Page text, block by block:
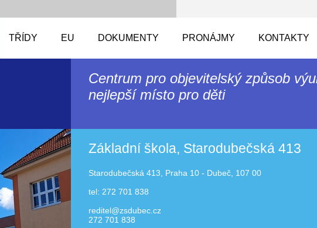
TŘÍDY EU DOKUMENTY PRONÁJMY KONTAKTY
Centrum pro objevitelský způsob
nejlepší místo pro děti
Základní škola, Starodubečská 413
Starodubečská 413, Praha 10 - Dubeč, 107 00
tel: 272 701 838
reditel@zsdubec.cz
272 701 838